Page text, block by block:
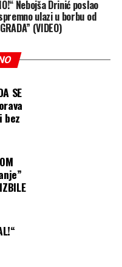
i onda
drugo,
Prvi
je
pa sam
i
nije
tu
ni 4
Nebojša Drinić poslao
ulazi u borbu od
(VIDEO)
SE
bez